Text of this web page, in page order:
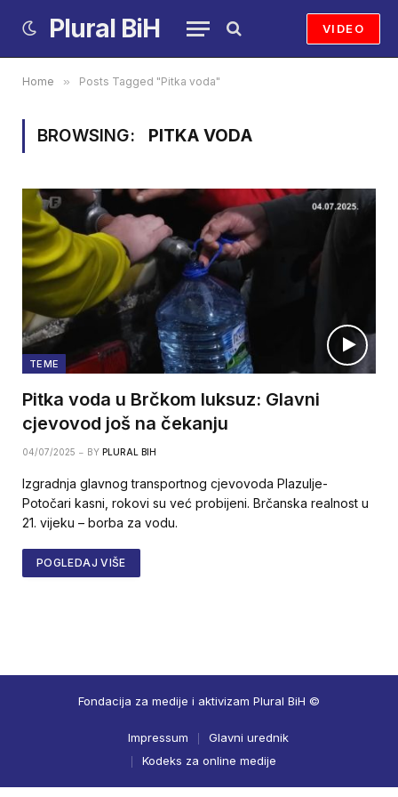
Plural BiH VIDEO
Home » Posts Tagged "Pitka voda"
BROWSING: PITKA VODA
TEME
Pitka voda u Brčkom luksuz: Glavni
cjevovod još na čekanju
04/07/2025 BY PLURAL BIH
Izgradnja glavnog transportnog cjevovoda Plazulje-
Potočari kasni, rokovi su već probijeni. Brčanska realnost u
21. vijeku – borba za vodu.
POGLEDAJ VIŠE
Fondacija za medije i aktivizam Plural BiH ©
Impressum
Glavni urednik
Kodeks za online medije